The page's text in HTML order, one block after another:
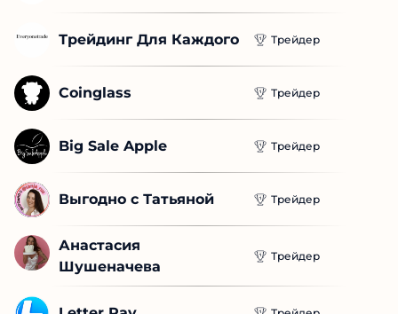
Трейдинг Для Каждого Трейдер
Coinglass Трейдер
Big Sale Apple Трейдер
Выгодно с Татьяной Трейдер
Анастасия
Шушеначева
Трейдер